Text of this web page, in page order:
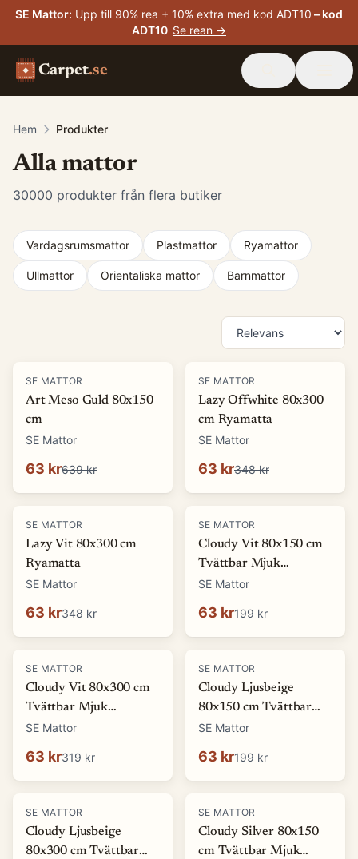
SE Mattor: Upp till 90% rea + 10% extra med kod ADT10 – kod
ADT10 Se rean →
Carpet.se
Hem Produkter
Alla mattor
30000 produkter från flera butiker
Vardagsrumsmattor Plastmattor Ryamattor
Ullmattor Orientaliska mattor Barnmattor
-90%
SE MATTOR
Art Meso Guld 80x150
cm
SE Mattor
63 kr639 kr
-82%
SE MATTOR
Lazy Offwhite 80x300
cm Ryamatta
SE Mattor
63 kr348 kr
-82%
SE MATTOR
Lazy Vit 80x300 cm
Ryamatta
SE Mattor
63 kr348 kr
-68%
SE MATTOR
Cloudy Vit 80x150 cm
Tvättbar Mjuk
Ryamatta
SE Mattor
63 kr199 kr
-80%
SE MATTOR
Cloudy Vit 80x300 cm
Tvättbar Mjuk
Ryamatta
SE Mattor
63 kr319 kr
-68%
SE MATTOR
Cloudy Ljusbeige
80x150 cm Tvättbar
Mjuk Ryamatta
SE Mattor
63 kr199 kr
-80%
SE MATTOR
Cloudy Ljusbeige
80x300 cm Tvättbar
-68%
SE MATTOR
Cloudy Silver 80x150
cm Tvättbar Mjuk